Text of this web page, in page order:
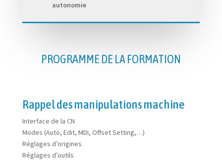
autonomie
PROGRAMME DE LA FORMATION
Rappel des manipulations machine
Interface de la CN
Modes (Auto, Edit, MDI, Offset Setting,…)
Réglages d’origines
Réglages d’outils